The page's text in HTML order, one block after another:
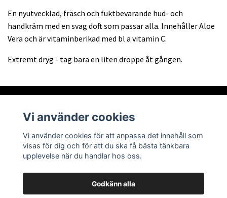
En nyutvecklad, fräsch och fuktbevarande hud- och
handkräm med en svag doft som passar alla. Innehåller Aloe
Vera och är vitaminberikad med bl a vitamin C.
Extremt dryg - tag bara en liten droppe åt gången.
Om oss
Läs mer
Vi använder cookies
Vi använder cookies för att anpassa det innehåll som
visas för dig och för att du ska få bästa tänkbara
upplevelse när du handlar hos oss.
Godkänn alla